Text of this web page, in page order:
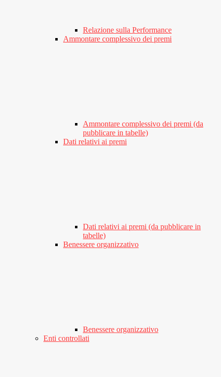
Relazione sulla Performance
Ammontare complessivo dei premi
Ammontare complessivo dei premi (da
pubblicare in tabelle)
Dati relativi ai premi
Dati relativi ai premi (da pubblicare in
tabelle)
Benessere organizzativo
Benessere organizzativo
Enti controllati